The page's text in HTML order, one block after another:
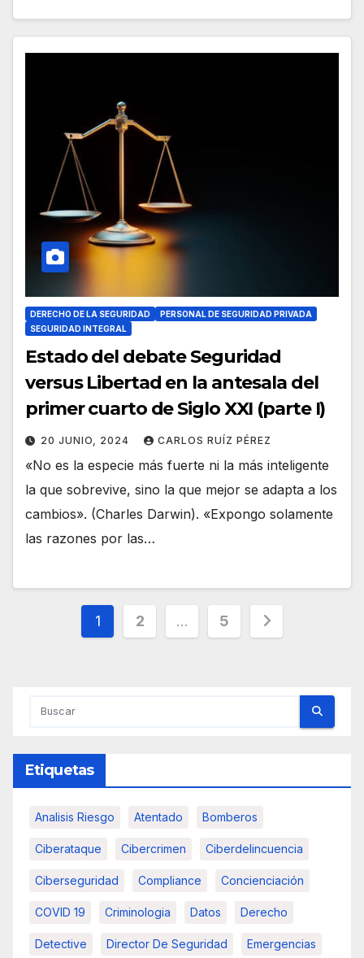
DERECHO DE LA SEGURIDAD
PERSONAL DE SEGURIDAD PRIVADA
SEGURIDAD INTEGRAL
Estado del debate Seguridad
versus Libertad en la antesala del
primer cuarto de Siglo XXI (parte I)
20 JUNIO, 2024 CARLOS RUÍZ PÉREZ
«No es la especie más fuerte ni la más inteligente
la que sobrevive, sino la que mejor se adapta a los
cambios». (Charles Darwin). «Expongo solamente
las razones por las…
Paginación
1 2 … 5
Etiquetas
Analisis Riesgo Atentado Bomberos
Ciberataque Cibercrimen Ciberdelincuencia
Ciberseguridad Compliance Concienciación
COVID 19 Criminologia Datos Derecho
Detective Director De Seguridad Emergencias